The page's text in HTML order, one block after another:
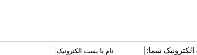
الکترونیک شما: